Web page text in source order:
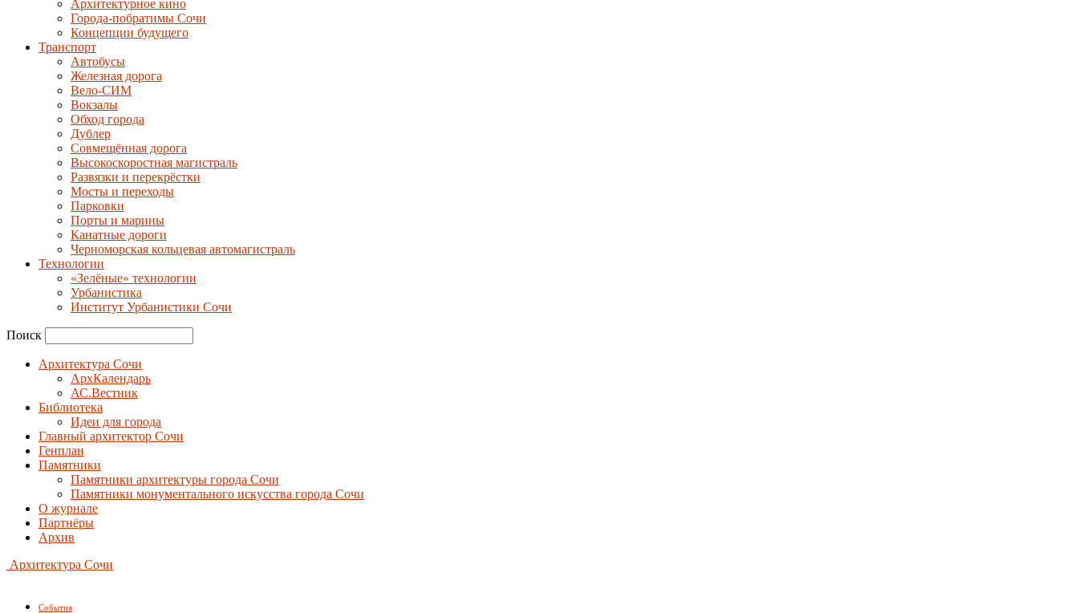
Архитектурное кино
Города-побратимы Сочи
Концепции будущего
Транспорт
Автобусы
Железная дорога
Вело-СИМ
Вокзалы
Обход города
Дублер
Совмещённая дорога
Высокоскоростная магистраль
Развязки и перекрёстки
Мосты и переходы
Парковки
Порты и марины
Канатные дороги
Черноморская кольцевая автомагистраль
Технологии
«Зелёные» технологии
Урбанистика
Институт Урбанистики Сочи
Поиск
Архитектура Сочи
АрхКалендарь
АС.Вестник
Библиотека
Идеи для города
Главный архитектор Сочи
Генплан
Памятники
Памятники архитектуры города Сочи
Памятники монументального искусства города Сочи
О журнале
Партнёры
Архив
Архитектура Сочи
События